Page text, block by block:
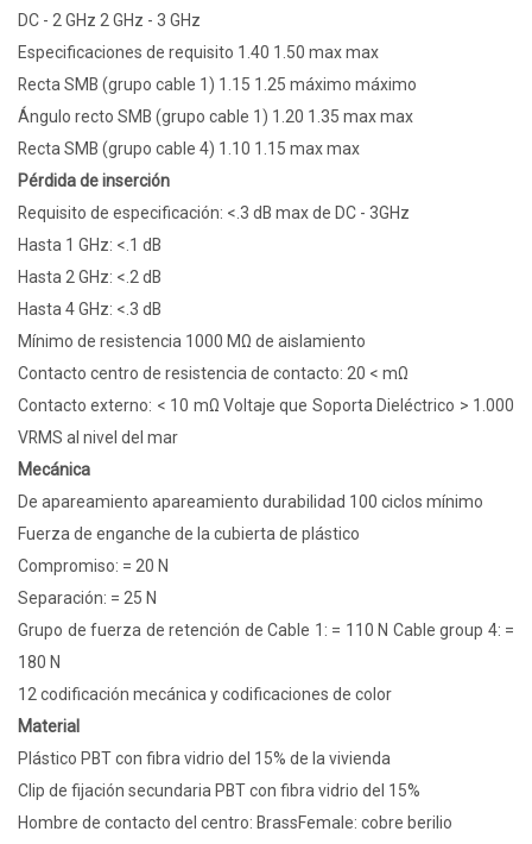
DC - 2 GHz 2 GHz - 3 GHz
Especificaciones de requisito 1.40 1.50 max max
Recta SMB (grupo cable 1) 1.15 1.25 máximo máximo
Ángulo recto SMB (grupo cable 1) 1.20 1.35 max max
Recta SMB (grupo cable 4) 1.10 1.15 max max
Pérdida de inserción
Requisito de especificación: <.3 dB max de DC - 3GHz
Hasta 1 GHz: <.1 dB
Hasta 2 GHz: <.2 dB
Hasta 4 GHz: <.3 dB
Mínimo de resistencia 1000 MΩ de aislamiento
Contacto centro de resistencia de contacto: 20 < mΩ
Contacto externo: < 10 mΩ Voltaje que Soporta Dieléctrico > 1.000
VRMS al nivel del mar
Mecánica
De apareamiento apareamiento durabilidad 100 ciclos mínimo
Fuerza de enganche de la cubierta de plástico
Compromiso: = 20 N
Separación: = 25 N
Grupo de fuerza de retención de Cable 1: = 110 N Cable group 4: =
180 N
12 codificación mecánica y codificaciones de color
Material
Plástico PBT con fibra vidrio del 15% de la vivienda
Clip de fijación secundaria PBT con fibra vidrio del 15%
Hombre de contacto del centro: BrassFemale: cobre berilio